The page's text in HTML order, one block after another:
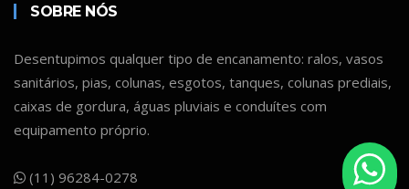
SOBRE NÓS
Desentupimos qualquer tipo de encanamento: ralos, vasos
sanitários, pias, colunas, esgotos, tanques, colunas prediais,
caixas de gordura, águas pluviais e conduítes com
equipamento próprio.
(11) 96284-0278